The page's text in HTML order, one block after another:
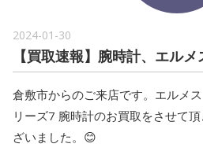
2024-01-30
【買取速報】腕時計、エルメ
倉敷市からのご来店です。エル
リーズ7 腕時計のお買取をさせて
ざいました。😊